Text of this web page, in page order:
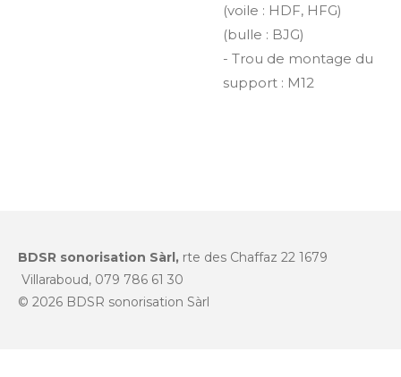
(voile : HDF, HFG)
(bulle : BJG)
- Trou de montage du
support : M12
BDSR sonorisation Sàrl, rte des Chaffaz 22 1679
Villaraboud, 079 786 61 30
© 2026 BDSR sonorisation Sàrl